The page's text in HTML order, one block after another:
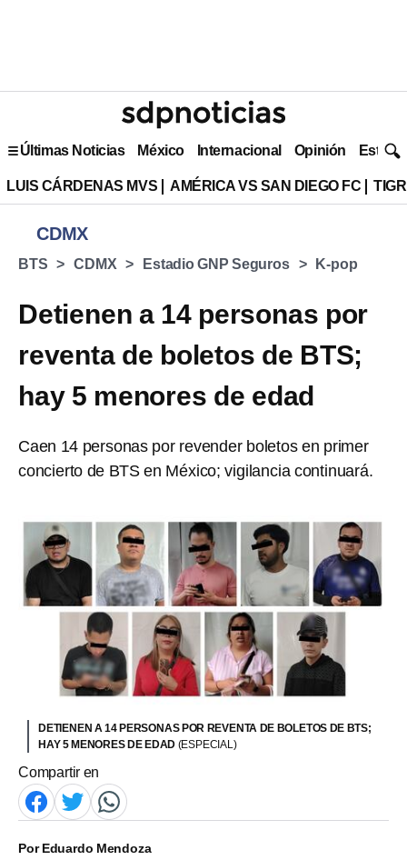
Últimas Noticias México Internacional Opinión Estilo
LUIS CÁRDENAS MVS AMÉRICA VS SAN DIEGO FC
CDMX
BTS CDMX Estadio GNP Seguros K-pop
Detienen a 14 personas por
reventa de boletos de BTS;
hay 5 menores de edad
Caen 14 personas por revender boletos en primer
concierto de BTS en México; vigilancia continuará.
DETIENEN A 14 PERSONAS POR REVENTA DE BOLETOS DE BTS;
HAY 5 MENORES DE EDAD (ESPECIAL)
Compartir en
PorEduardo Mendoza